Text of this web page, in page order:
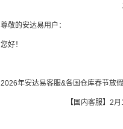
尊敬的安达易用户：
您好！
2026年安达易客服&各国仓库春节放假
【国内客服】2